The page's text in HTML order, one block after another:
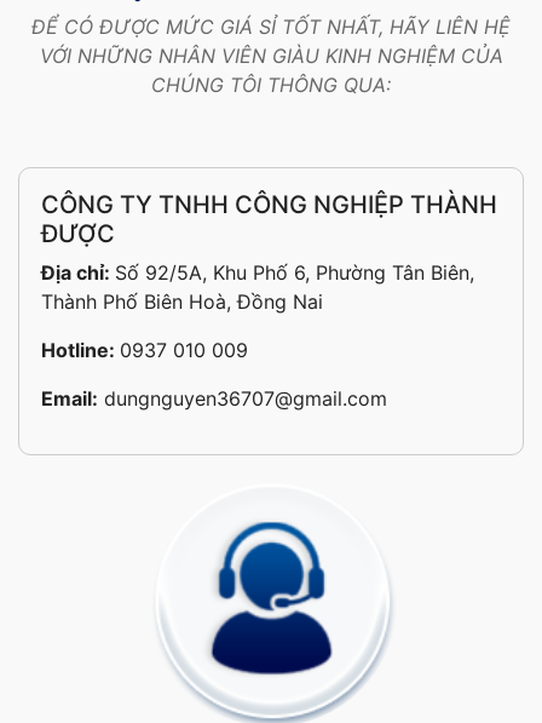
ĐỂ CÓ ĐƯỢC MỨC GIÁ SỈ TỐT NHẤT, HÃY LIÊN HỆ
VỚI NHỮNG NHÂN VIÊN GIÀU KINH NGHIỆM CỦA
CHÚNG TÔI THÔNG QUA:
CÔNG TY TNHH CÔNG NGHIỆP THÀNH
ĐƯỢC
Địa chỉ: Số 92/5A, Khu Phố 6, Phường Tân Biên,
Thành Phố Biên Hoà, Đồng Nai
Hotline: 0937 010 009
Email: dungnguyen36707@gmail.com